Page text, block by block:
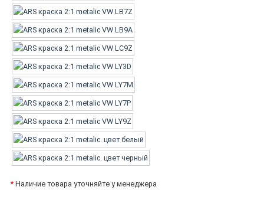
* Наличие товара уточняйте у менеджера